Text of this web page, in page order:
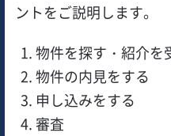
ントをご説明します。
物件を探す・紹介を
物件の内見をする
申し込みをする
審査